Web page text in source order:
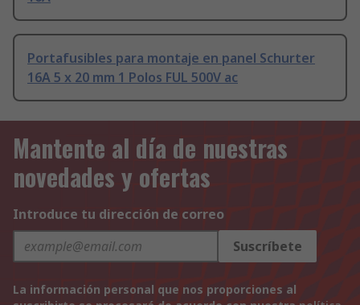
Portafusibles para montaje en panel Schurter
16A 5 x 20 mm 1 Polos FUL 500V ac
Mantente al día de nuestras
novedades y ofertas
Introduce tu dirección de correo
Suscríbete
La información personal que nos proporciones al